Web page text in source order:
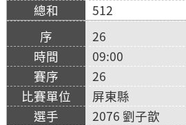
512
26
09:00
26
屏東縣
2076 劉子歆